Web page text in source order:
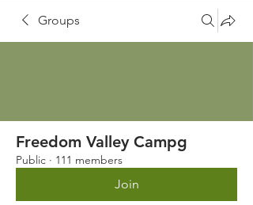
Groups
Freedom Valley Campg
Public · 111 members
Join